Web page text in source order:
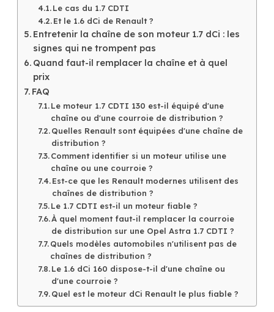
Le cas du 1.7 CDTI
Et le 1.6 dCi de Renault ?
Entretenir la chaîne de son moteur 1.7 dCi : les
signes qui ne trompent pas
Quand faut-il remplacer la chaîne et à quel
prix
FAQ
Le moteur 1.7 CDTI 130 est-il équipé d'une
chaîne ou d'une courroie de distribution ?
Quelles Renault sont équipées d'une chaîne de
distribution ?
Comment identifier si un moteur utilise une
chaîne ou une courroie ?
Est-ce que les Renault modernes utilisent des
chaînes de distribution ?
Le 1.7 CDTI est-il un moteur fiable ?
À quel moment faut-il remplacer la courroie
de distribution sur une Opel Astra 1.7 CDTI ?
Quels modèles automobiles n'utilisent pas de
chaînes de distribution ?
Le 1.6 dCi 160 dispose-t-il d'une chaîne ou
d'une courroie ?
Quel est le moteur dCi Renault le plus fiable ?